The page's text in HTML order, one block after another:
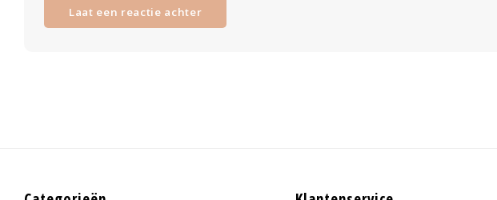
Laat een reactie achter